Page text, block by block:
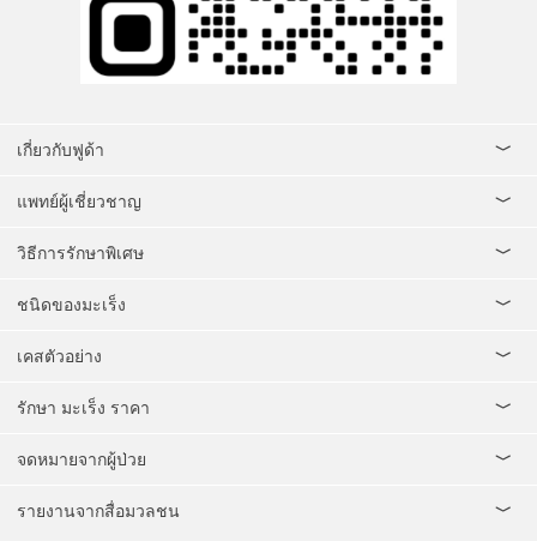
เกี่ยวกับฟูด้า
แพทย์ผู้เชี่ยวชาญ
วิธีการรักษาพิเศษ
ชนิดของมะเร็ง
เคสตัวอย่าง
รักษา มะเร็ง ราคา
จดหมายจากผู้ป่วย
รายงานจากสื่อมวลชน